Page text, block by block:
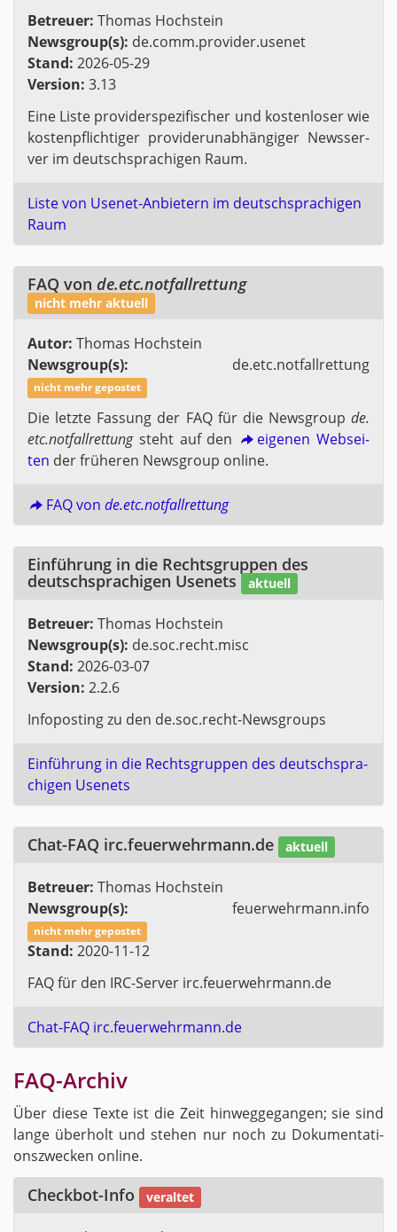
Be­treu­er: Tho­mas Hoch­stein
News­group(s): de.​comm.​provider.​usenet
Stand: 2026-05-29
Ver­si­on: 3.13
Eine Liste pro­vi­der­spe­zi­fi­scher und kos­ten­lo­ser wie
kos­ten­pflich­ti­ger pro­vi­de­r­un­ab­hän­gi­ger News­ser­
ver im deutsch­spra­chi­gen Raum.
Liste von Use­net-An­bie­tern im deutsch­spra­chi­gen
Raum
FAQ von de.​etc.​notfall­ret­tung
nicht mehr ak­tu­ell
Autor: Tho­mas Hoch­stein
News­group(s): de.​etc.​notfall­ret­tung
nicht mehr ge­pos­tet
Die letz­te Fas­sung der FAQ für die News­group de.​
etc.​notfall­ret­tungsteht auf den
ei­ge­nen Web­sei­
ten der frü­he­ren News­group on­line.
FAQ von de.​etc.​notfall­ret­tung
Ein­füh­rung in die Rechts­grup­pen des
deutsch­spra­chi­gen Use­nets ak­tu­ell
Be­treu­er: Tho­mas Hoch­stein
News­group(s): de.​soc.​recht.​misc
Stand: 2026-03-07
Ver­si­on: 2.2.6
In­fo­pos­ting zu den de.​soc.​recht-News­groups
Ein­füh­rung in die Rechts­grup­pen des deutsch­spra­
chi­gen Use­nets
Chat-FAQ irc.​feu​erwe​hrma​nn.​de ak­tu­ell
Be­treu­er: Tho­mas Hoch­stein
News­group(s): feu​erwe​hrma​nn.​info
nicht mehr ge­pos­tet
Stand: 2020-11-12
FAQ für den IRC-Ser­ver irc.​feu​erwe​hrma​nn.​de
Chat-FAQ irc.​feu​erwe​hrma​nn.​de
FAQ-Ar­chiv
Über diese Texte ist die Zeit hin­weg­ge­gan­gen; sie sind
lange über­holt und ste­hen nur noch zu Do­ku­men­ta­ti­
ons­zwe­cken on­line.
Check­bot-In­fo ver­al­tet